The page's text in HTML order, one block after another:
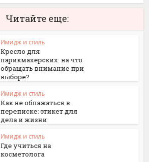
Читайте еще:
Имидж и стиль
Кресло для
парикмахерских: на что
обращать внимание при
выборе?
Имидж и стиль
Как не облажаться в
переписке: этикет для
дела и жизни
Имидж и стиль
Где учиться на
косметолога